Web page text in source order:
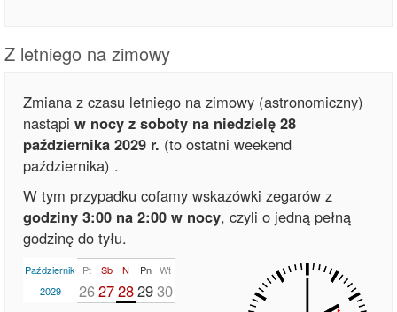
Z letniego na zimowy
Zmiana z czasu letniego na zimowy (astronomiczny)
nastąpi w nocy z soboty na niedzielę 28
października 2029 r. (to ostatni weekend
października) .
W tym przypadku cofamy wskazówki zegarów z
godziny 3:00 na 2:00 w nocy, czyli o jedną pełną
godzinę do tyłu.
Październik
2029
Pt Sb N Pn Wt
2627282930